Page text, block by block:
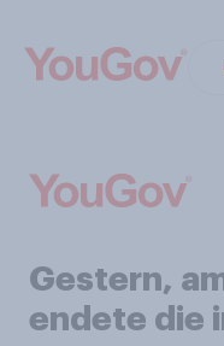
Gestern,
endete die